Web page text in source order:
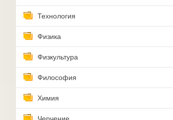
Технология
Физика
Физкультура
Философия
Химия